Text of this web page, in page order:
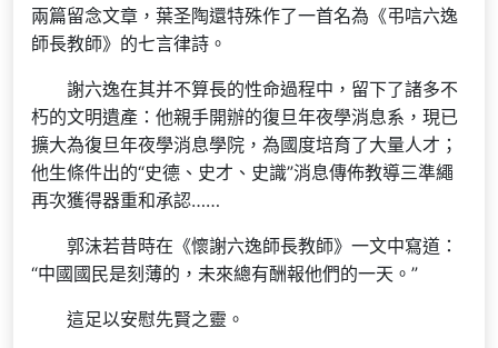
兩篇留念文章，葉圣陶還特殊作了一首名為《弔唁六逸
師長教師》的七言律詩。
謝六逸在其并不算長的性命過程中，留下了諸多不
朽的文明遺產：他親手開辦的復旦年夜學消息系，現已
擴大為復旦年夜學消息學院，為國度培育了大量人才；
他生條件出的“史德、史才、史識”消息傳佈教導三準繩
再次獲得器重和承認……
郭沫若昔時在《懷謝六逸師長教師》一文中寫道：
“中國國民是刻薄的，未來總有酬報他們的一天。”
這足以安慰先賢之靈。